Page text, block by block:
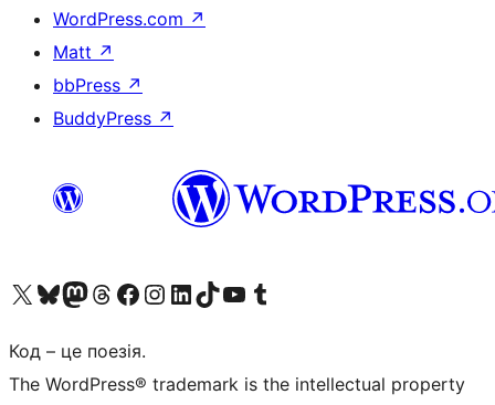
WordPress.com ↗
Matt ↗
bbPress ↗
BuddyPress ↗
Visit our X (formerly Twitter) account
Visit our Bluesky account
Завітайте до нашої стрічки в Mastodon
Visit our Threads account
Завітайте на нашу сторінку в Facebook
Visit our Instagram account
Visit our LinkedIn account
Visit our TikTok account
Visit our YouTube channel
Visit our Tumblr account
Код – це поезія.
The WordPress® trademark is the intellectual property